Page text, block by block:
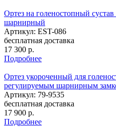
Ортез на голеностопный
шарнирный
Артикул: EST-086
бесплатная доставка
17 300 р.
Подробнее
Ортез укороченный для
регулируемым шарнирным
Артикул: 79-9535
бесплатная доставка
17 900 р.
Подробнее